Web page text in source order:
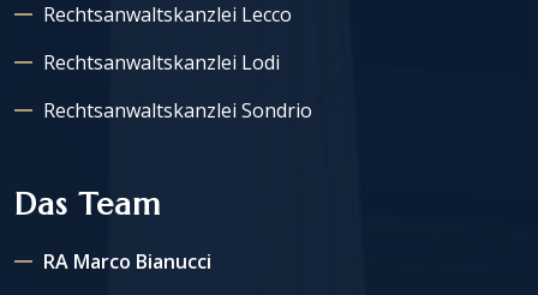
Rechtsanwaltskanzlei Lecco
Rechtsanwaltskanzlei Lodi
Rechtsanwaltskanzlei Sondrio
Das Team
RA Marco Bianucci